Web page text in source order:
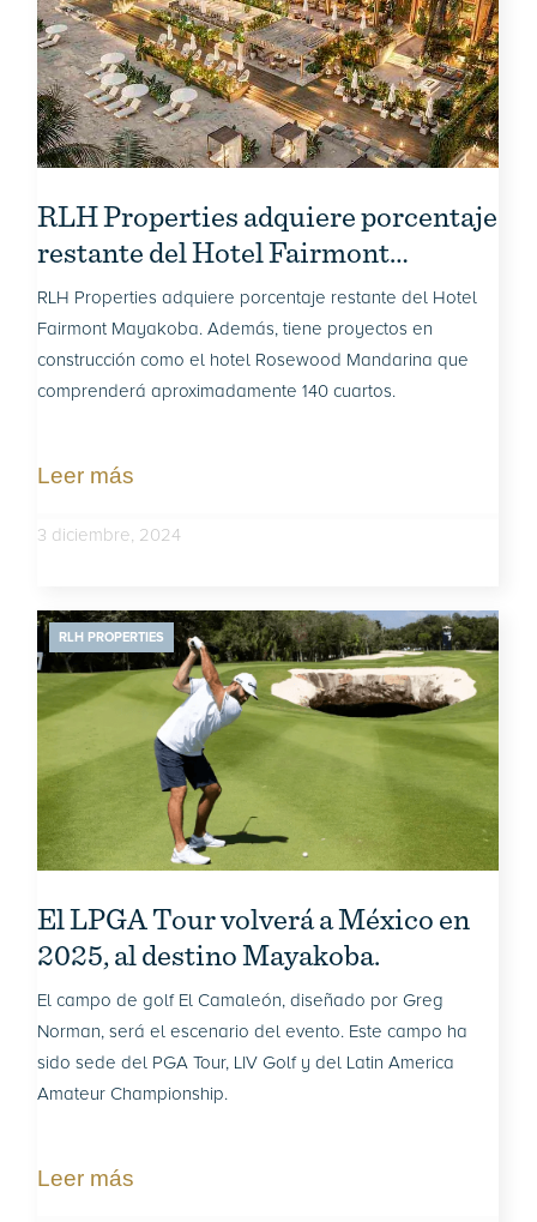
RLH Properties adquiere porcentaje
restante del Hotel Fairmont
Mayakoba
RLH Properties adquiere porcentaje restante del Hotel
Fairmont Mayakoba. Además, tiene proyectos en
construcción como el hotel Rosewood Mandarina que
comprenderá aproximadamente 140 cuartos.
Leer más
3 diciembre, 2024
RLH PROPERTIES
El LPGA Tour volverá a México en
2025, al destino Mayakoba.
El campo de golf El Camaleón, diseñado por Greg
Norman, será el escenario del evento. Este campo ha
sido sede del PGA Tour, LIV Golf y del Latin America
Amateur Championship.
Leer más